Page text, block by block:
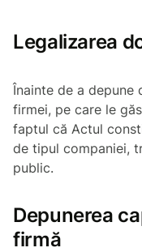
Legalizarea
Înainte de a depune
firmei, pe care le
faptul că Actul
de tipul companiei,
public.
Depunerea
firmă